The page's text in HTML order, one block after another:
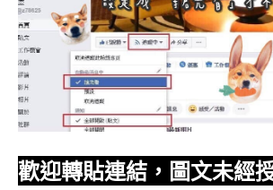
歡迎轉貼連結，圖文未經